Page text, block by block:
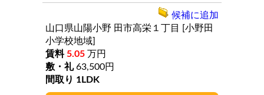
山口県山陽小野 田市高栄１丁目
[小野田
小学校地域]
5.05 万円
63,500円
1LDK
候補に追加